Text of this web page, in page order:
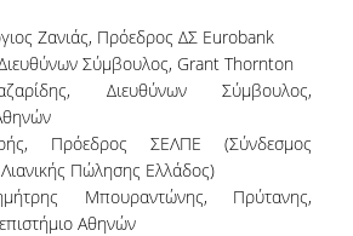
ΔΥΝΑΜΙΚΟ
ΤΟΥ ΤΜΗΜΑΤΟΣ
ΔΙΔΑΚΤΟΡΕΣ
Ζανιάς, Πρόεδρος ΔΣ Eurobank
Σύμβουλος, Grant Thornton
Διευθύνων Σύμβουλος,
Πρόεδρος ΣΕΛΠΕ (Σύνδεσμος
Πώλησης Ελλάδος)
Μπουραντώνης, Πρύτανης,
Αθηνών